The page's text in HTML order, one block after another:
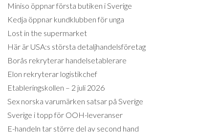
Miniso öppnar första butiken i Sverige
Kedja öppnar kundklubben för unga
Lost in the supermarket
Här är USA:s största detaljhandelsföretag
Borås rekryterar handelsetablerare
Elon rekryterar logistikchef
Etableringskollen – 2 juli 2026
Sex norska varumärken satsar på Sverige
Sverige i topp för OOH-leveranser
E-handeln tar större del av second hand